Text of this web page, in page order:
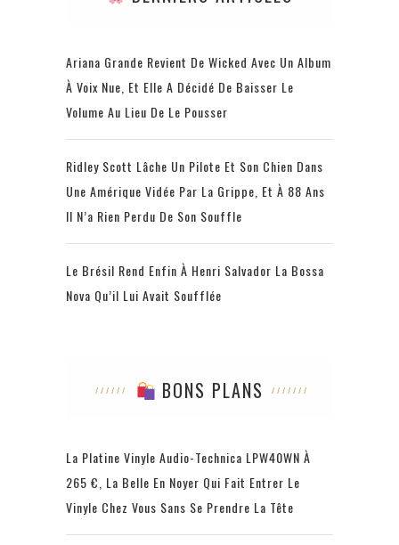
Ariana Grande Revient De Wicked Avec Un Album
À Voix Nue, Et Elle A Décidé De Baisser Le
Volume Au Lieu De Le Pousser
Ridley Scott Lâche Un Pilote Et Son Chien Dans
Une Amérique Vidée Par La Grippe, Et À 88 Ans
Il N’a Rien Perdu De Son Souffle
Le Brésil Rend Enfin À Henri Salvador La Bossa
Nova Qu’il Lui Avait Soufflée
BONS PLANS
La Platine Vinyle Audio-Technica LPW40WN À
265 €, La Belle En Noyer Qui Fait Entrer Le
Vinyle Chez Vous Sans Se Prendre La Tête